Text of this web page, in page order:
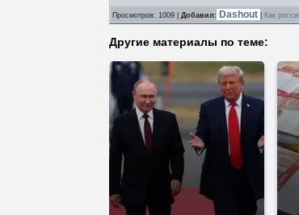
Просмотров: 1009 | Добавил: Dashout Как
Другие материалы по теме: